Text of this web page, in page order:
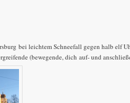
bei leichtem Schneefall gegen halb elf
(bewegende, dich auf- und